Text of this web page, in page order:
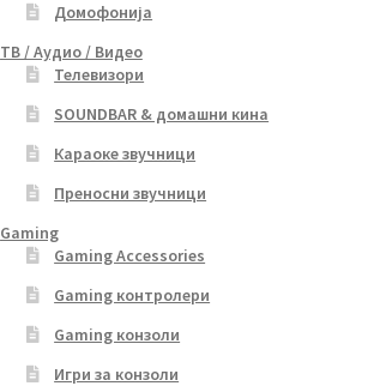
Домофонија
ТВ / Аудио / Видео
Телевизори
SOUNDBAR & домашни кина
Караоке звучници
Преносни звучници
Gaming
Gaming Accessories
Gaming контролери
Gaming конзоли
Игри за конзоли